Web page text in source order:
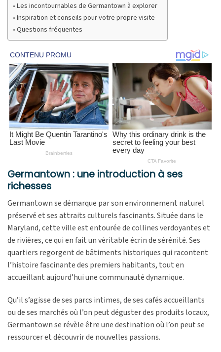
Les incontournables de Germantown à explorer
Inspiration et conseils pour votre propre visite
Questions fréquentes
Germantown : une introduction à ses
richesses
Germantown se démarque par son environnement naturel
préservé et ses attraits culturels fascinants. Située dans le
Maryland, cette ville est entourée de collines verdoyantes et
de rivières, ce qui en fait un véritable écrin de sérénité. Ses
quartiers regorgent de bâtiments historiques qui racontent
l’histoire fascinante des premiers habitants, tout en
accueillant aujourd’hui une communauté dynamique.
Qu’il s’agisse de ses parcs intimes, de ses cafés accueillants
ou de ses marchés où l’on peut déguster des produits locaux,
Germantown se révèle être une destination où l’on peut se
ressourcer et découvrir de nouvelles passions.